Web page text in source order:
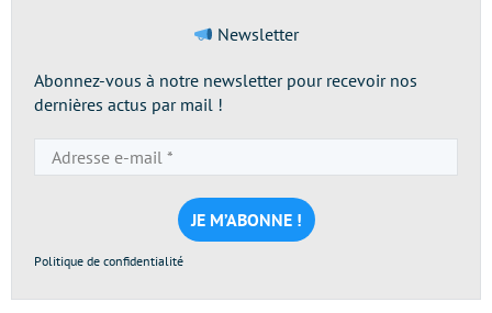
Newsletter
Abonnez-vous à notre newsletter pour recevoir nos
dernières actus par mail !
e-
mail
*
Politique de confidentialité